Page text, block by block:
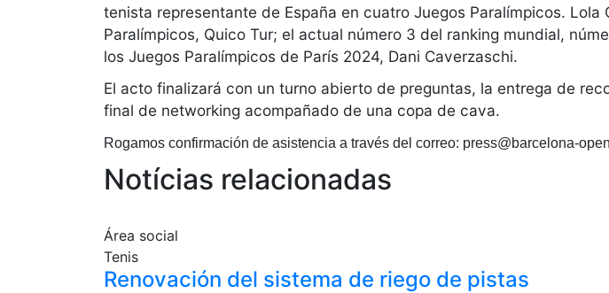
tenista representante de España en cuatro Juegos Paralímpicos.
Paralímpicos, Quico Tur; el actual número 3 del ranking mundial,
los Juegos Paralímpicos de París 2024, Dani Caverzaschi.
El acto finalizará con un turno abierto de preguntas, la entrega de
final de networking acompañado de una copa de cava.
Rogamos confirmación de asistencia a través del correo: press@barcelona-
Notícias relacionadas
Área social
Tenis
Renovación del sistema de riego de pistas